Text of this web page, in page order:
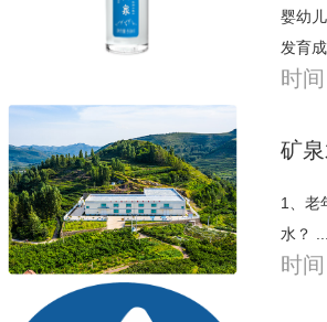
婴幼
发育
时
矿
1、老
水？ ...
时